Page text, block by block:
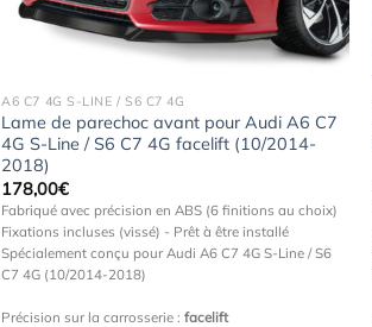
A6 C7 4G S-LINE / S6 C7 4G
Lame de parechoc avant pour Audi A6 C7
4G S-Line / S6 C7 4G facelift (10/2014-
2018)
178,00€
Fabriqué avec précision en ABS (6 finitions au choix)
Fixations incluses (vissé) - Prêt à être installé
Spécialement conçu pour Audi A6 C7 4G S-Line / S6
C7 4G (10/2014-2018)
Précision sur la carrosserie :facelift